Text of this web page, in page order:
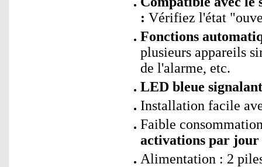
: Vérifiez l'état
Fonctions
plusieurs appareils
de l'alarme, etc.
LED bleue
Installation facile
Faible
activations par jour
Alimentation : 2